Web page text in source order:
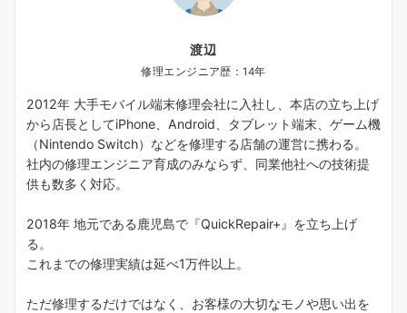
渡辺
修理エンジニア歴：14年
2012年 大手モバイル端末修理会社に入社し、本店の立ち上げ
から店長としてiPhone、Android、タブレット端末、ゲーム機
（Nintendo Switch）などを修理する店舗の運営に携わる。
社内の修理エンジニア育成のみならず、同業他社への技術提
供も数多く対応。
2018年 地元である鹿児島で『QuickRepair+』を立ち上げ
る。
これまでの修理実績は延べ1万件以上。
ただ修理するだけではなく、お客様の大切なモノや思い出を